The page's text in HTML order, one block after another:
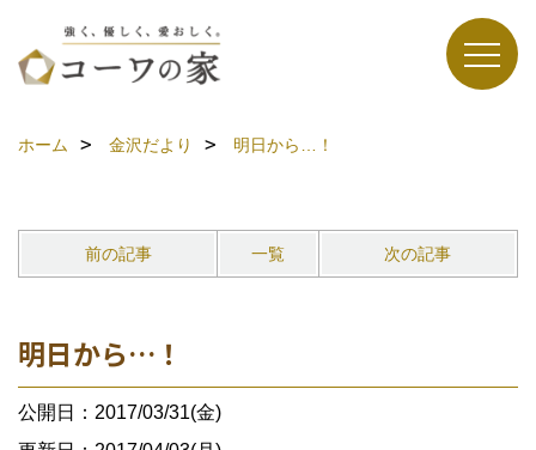
ホーム 金沢だより 明日から…！
前の記事 一覧 次の記事
明日から…！
公開日：2017/03/31(金)